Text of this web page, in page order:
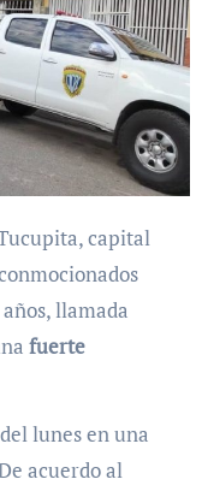
llamada
fuerte
lunes en una
acuerdo al